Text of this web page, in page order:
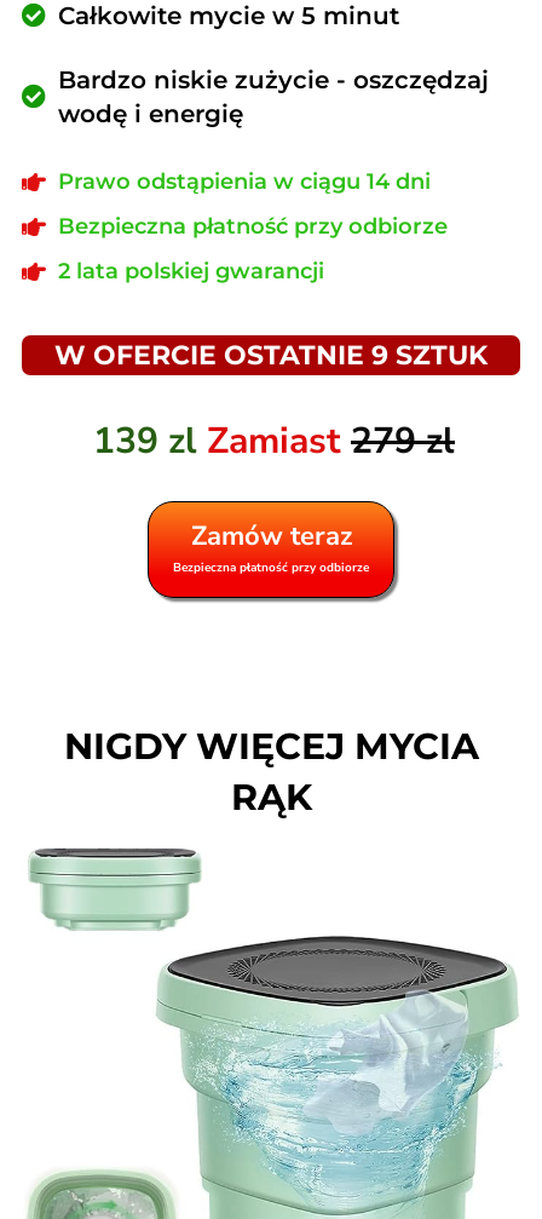
Całkowite mycie w 5 minut
Bardzo niskie zużycie - oszczędzaj
wodę i energię
Prawo odstąpienia w ciągu 14 dni
Bezpieczna płatność przy odbiorze
2 lata polskiej gwarancji
W OFERCIE OSTATNIE 9 SZTUK
139 zl Zamiast279 zl
Zamów teraz
Bezpieczna płatność przy odbiorze
NIGDY WIĘCEJ MYCIA
RĄK